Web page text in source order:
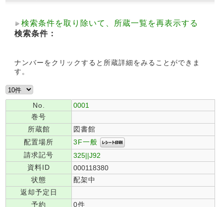
検索条件を取り除いて、所蔵一覧を再表示する
検索条件：
ナンバーをクリックすると所蔵詳細をみることができま
す。
No.
0001
巻号
所蔵館
図書館
配置場所
3F一般
請求記号
325||J92
資料ID
000118380
状態
配架中
返却予定日
予約
0件